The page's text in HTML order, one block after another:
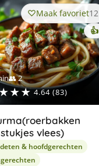
👥 2
4.64 (83)
Maak favoriet12
👍
vlees)
& hoofdgerechten